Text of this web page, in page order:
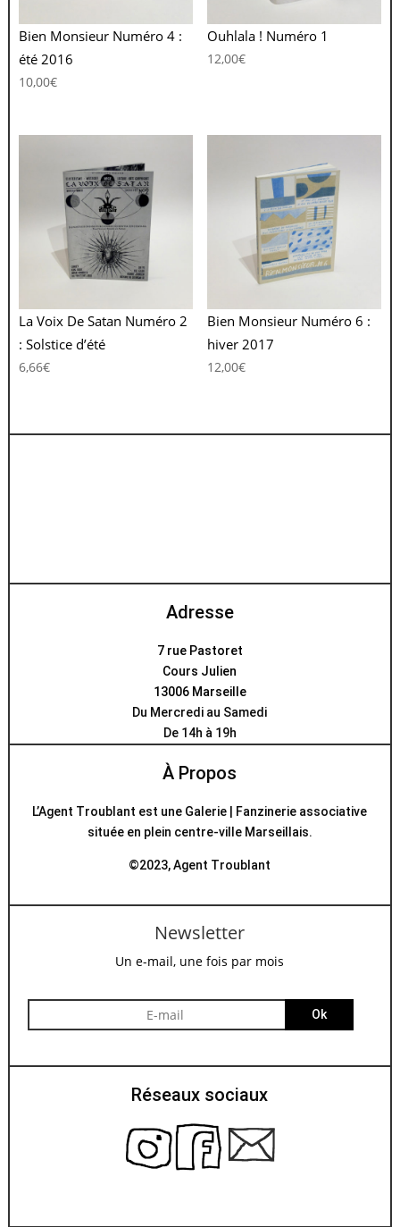
Bien Monsieur Numéro 4 :
été 2016
10,00€
Ouhlala ! Numéro 1
12,00€
La Voix De Satan Numéro 2
: Solstice d’été
6,66€
Bien Monsieur Numéro 6 :
hiver 2017
12,00€
Adresse
7 rue Pastoret
Cours Julien
13006 Marseille
Du Mercredi au Samedi
De 14h à 19h
À Propos
L’Agent Troublant est une Galerie | Fanzinerie associative
située en plein centre-ville Marseillais.
©2023, Agent Troublant
Newsletter
Un e-mail, une fois par mois
Ok
Réseaux sociaux